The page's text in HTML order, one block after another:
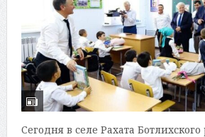
Сегодня в селе Рахата